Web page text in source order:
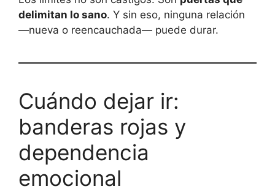
delimitan lo sano. Y sin eso, ninguna relación
—nueva o reencauchada— puede durar.
Cuándo dejar ir:
banderas rojas y
dependencia
emocional